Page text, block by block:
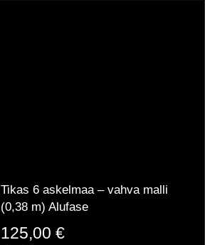
Tikas 6 askelmaa – vahva malli
(0,38 m) Alufase
125,00 €